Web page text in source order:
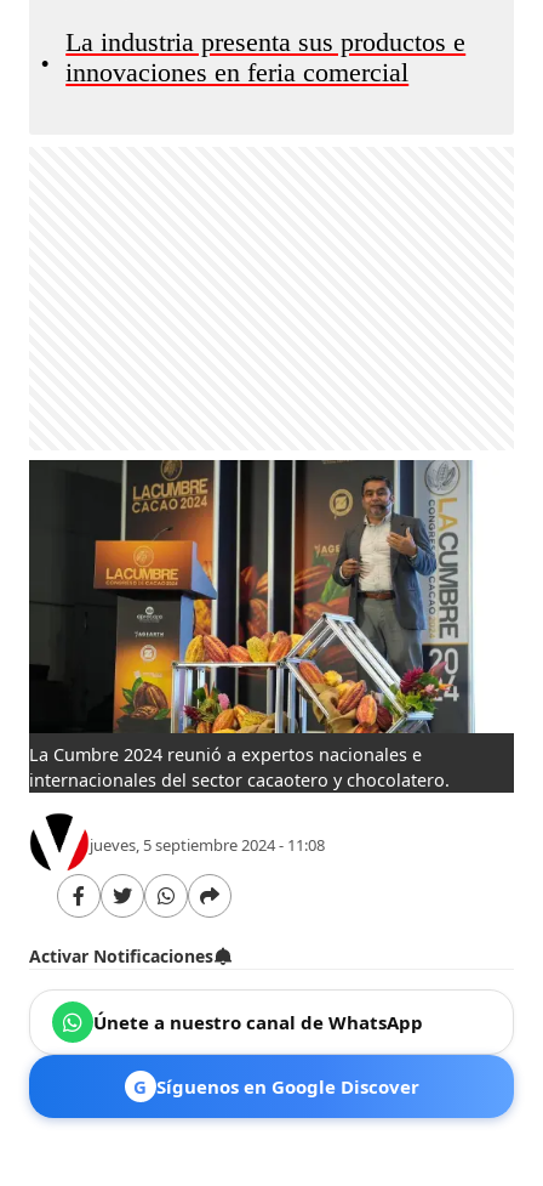
•
La industria presenta sus productos e
innovaciones en feria comercial
La Cumbre 2024 reunió a expertos nacionales e
internacionales del sector cacaotero y chocolatero.
jueves, 5 septiembre 2024 - 11:08
Activar Notificaciones
Únete a nuestro canal de WhatsApp
G Síguenos en Google Discover